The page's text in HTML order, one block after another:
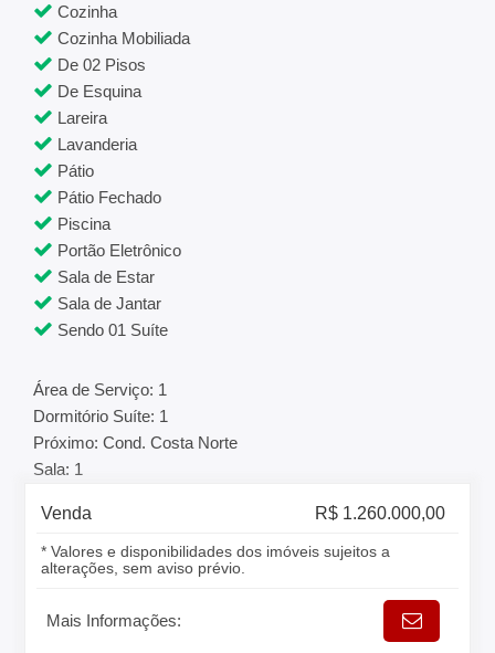
Cozinha
Cozinha Mobiliada
De 02 Pisos
De Esquina
Lareira
Lavanderia
Pátio
Pátio Fechado
Piscina
Portão Eletrônico
Sala de Estar
Sala de Jantar
Sendo 01 Suíte
Área de Serviço: 1
Dormitório Suíte: 1
Próximo: Cond. Costa Norte
Sala: 1
Venda R$ 1.260.000,00
* Valores e disponibilidades dos imóveis sujeitos a
alterações, sem aviso prévio.
Mais Informações: